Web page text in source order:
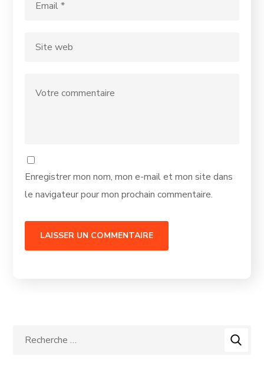
Enregistrer mon nom, mon e-mail et mon site dans
le navigateur pour mon prochain commentaire.